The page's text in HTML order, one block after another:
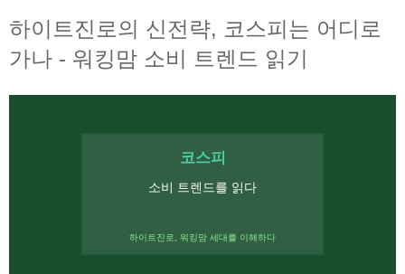
하이트진로의 신전략, 코스피는 어디로
가나 - 워킹맘 소비 트렌드 읽기
코스피
소비 트렌드를 읽다
하이트진로, 워킹맘 세대를 이해하다